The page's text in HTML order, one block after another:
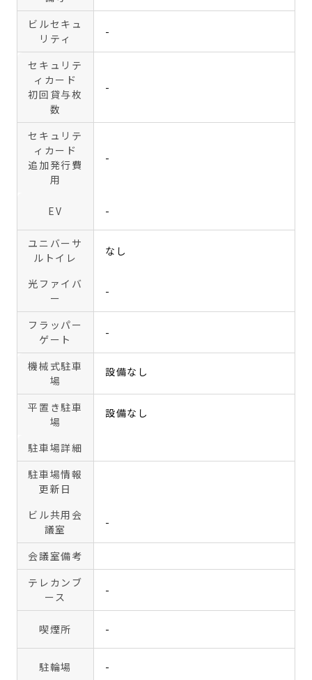
ビルセキュ
リティ
-
セキュリテ
ィカード
初回貸与枚
数
-
セキュリテ
ィカード
追加発行費
用
-
EV -
ユニバーサ
ルトイレ
なし
光ファイバ
ー
-
フラッパー
ゲート
-
機械式駐車
場
設備なし
平置き駐車
場
設備なし
駐車場詳細
駐車場情報
更新日
ビル共用会
議室
-
会議室備考
テレカンブ
ース
-
喫煙所 -
駐輪場 -